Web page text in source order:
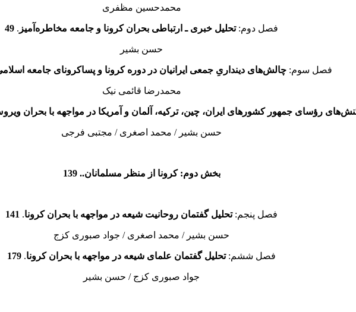
محمدحسین مظفری
فصل دوم:تحلیل خبری ـ ارتباطی بحران کرونا و جامعه مخاطره‌آمیز .
49
حسن بشیر
فصل سوم: چالش‌های دینداریِ جمعی ایرانیان در دوره کرونا و پساکرونای جامعه
محمدرضا قائمی نیک
رؤسای جمهور کشورهای ایران، چین، ترکیه، آلمان و آمریکا در مواجهه با بحران
حسن بشیر / محمد اصغری / مجتبی فرجی
بخش دوم: کرونا از منظر مسلمانان.. 139
فصل پنجم:تحلیل گفتمان روحانیت شیعه در مواجهه با بحران کرونا.
141
حسن بشیر / محمد اصغری / جواد صبوری کزج
فصل ششم:تحلیل گفتمان علمای شیعه در مواجهه با بحران کرونا.
179
جواد صبوری کزج / حسن بشیر